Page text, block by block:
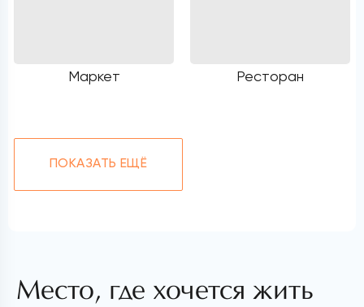
Маркет Ресторан
ПОКАЗАТЬ ЕЩЁ
Место, где хочется жить